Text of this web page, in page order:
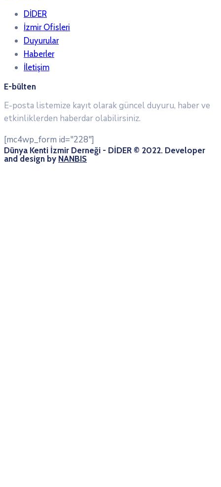
DİDER
İzmir Ofisleri
Duyurular
Haberler
İletişim
E-bülten
E-posta listemize kayıt olarak güncel duyuru, haber ve
etkinliklerden haberdar olabilirsiniz.
[mc4wp_form id="228"]
Dünya Kenti İzmir Derneği - DİDER © 2022. Developer
and design by NANBIS